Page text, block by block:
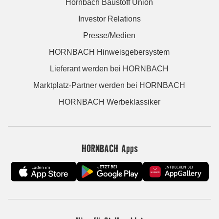
Hornbach Baustoff Union
Investor Relations
Presse/Medien
HORNBACH Hinweisgebersystem
Lieferant werden bei HORNBACH
Marktplatz-Partner werden bei HORNBACH
HORNBACH Werbeklassiker
HORNBACH Apps